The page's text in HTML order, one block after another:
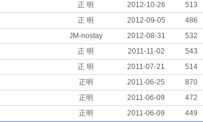
正 明 2012-10-26
513
正 明 2012-09-05
486
JM-nostay 2012-08-31
532
正 明 2011-11-02
543
正 明 2011-07-21
514
正明 2011-06-25
870
正明 2011-06-09
472
正明 2011-06-09 449